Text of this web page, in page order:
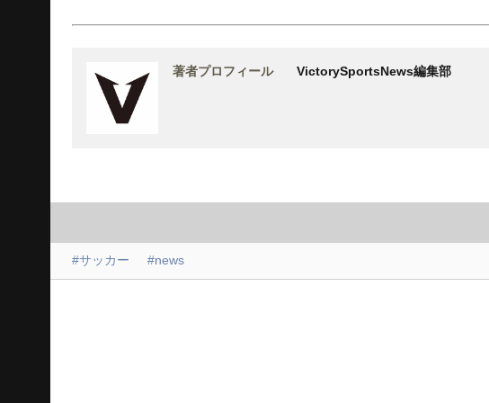
著者プロフィール VictorySportsNews編集部
#サッカー #news